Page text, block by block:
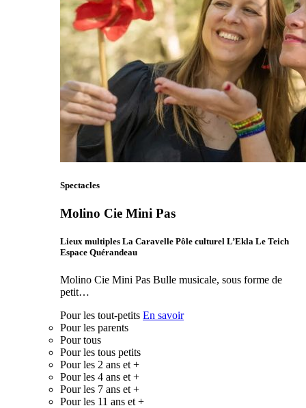
Spectacles
Molino Cie Mini Pas
Lieux multiples La Caravelle Pôle culturel L’Ekla Le Teich
Espace Quérandeau
Molino Cie Mini Pas Bulle musicale, sous forme de
petit…
Pour les tout-petits En savoir
Pour les parents
Pour tous
Pour les tous petits
Pour les 2 ans et +
Pour les 4 ans et +
Pour les 7 ans et +
Pour les 11 ans et +